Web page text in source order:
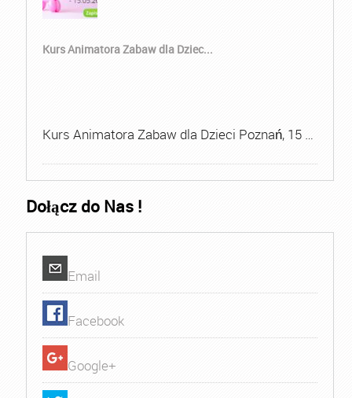
Kurs Animatora Zabaw dla Dziec...
Kurs Animatora Zabaw dla Dzieci Poznań, 15 …
Dołącz do Nas !
Email
Facebook
Google+